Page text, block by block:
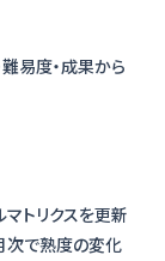
易度・成果から
トリクスを更新
次で熟度の変化